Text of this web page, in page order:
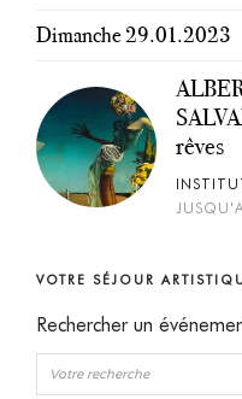
Dimanche 29.01.2023
rêves
VOTRE SÉJOUR
Rechercher un